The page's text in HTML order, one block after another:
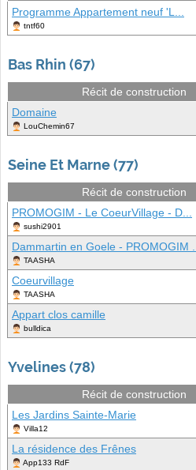
Programme Appartement neuf 'L...
tntf60
Bas Rhin (67)
Récit de construction
Domaine
LouChemin67
Seine Et Marne (77)
Récit de construction
PROMOGIM - Le CoeurVillage - D...
sushi2901
Dammartin en Goele - PROMOGIM ...
TAASHA
Coeurvillage
TAASHA
Appart clos camille
bulldica
Yvelines (78)
Récit de construction
Les Jardins Sainte-Marie
Villa12
La résidence des Frênes
App133 RdF